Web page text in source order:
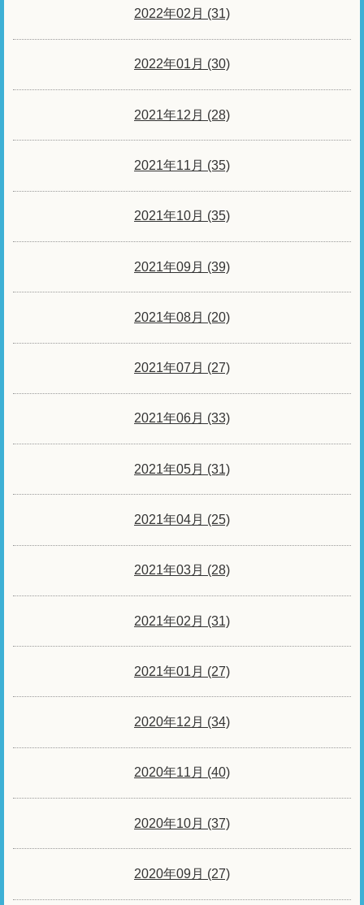
2022年02月 (31)
2022年01月 (30)
2021年12月 (28)
2021年11月 (35)
2021年10月 (35)
2021年09月 (39)
2021年08月 (20)
2021年07月 (27)
2021年06月 (33)
2021年05月 (31)
2021年04月 (25)
2021年03月 (28)
2021年02月 (31)
2021年01月 (27)
2020年12月 (34)
2020年11月 (40)
2020年10月 (37)
2020年09月 (27)